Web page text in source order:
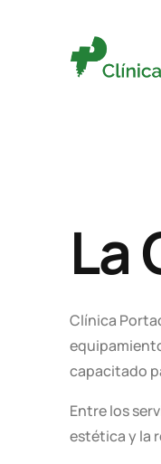
La
Clínica
capacitado
Entre los
estética y la